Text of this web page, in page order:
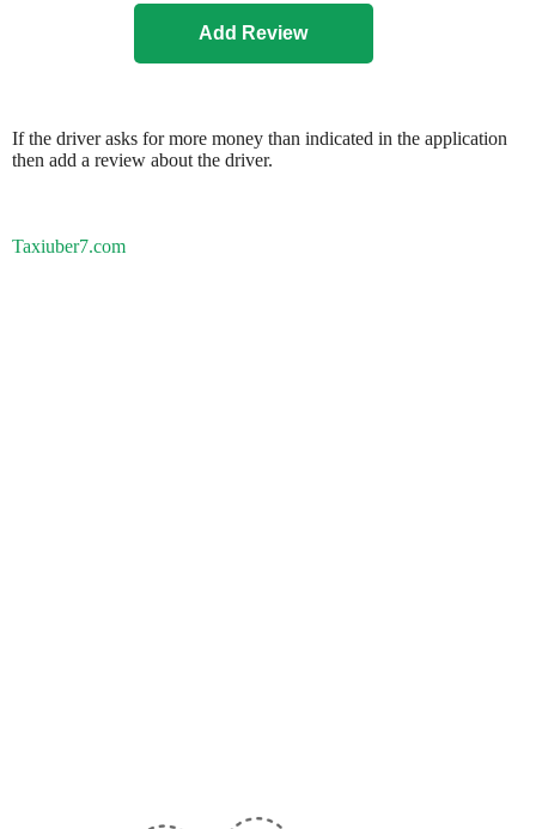
If the driver asks for more money than indicated in the application
then add a review about the driver.
Taxiuber7.com